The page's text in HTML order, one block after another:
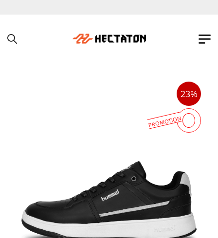
23%
PROMOTION